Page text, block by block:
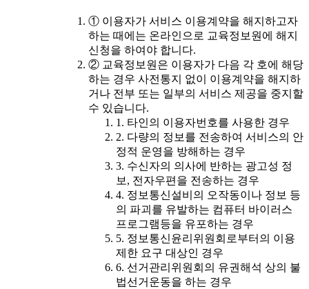
① 이용자가 서비스 이용계약을 해지하고자
하는 때에는 온라인으로 교육정보원에 해지
신청을 하여야 합니다.
② 교육정보원은 이용자가 다음 각 호에 해당
하는 경우 사전통지 없이 이용계약을 해지하
거나 전부 또는 일부의 서비스 제공을 중지할
수 있습니다.
1. 타인의 이용자번호를 사용한 경우
2. 다량의 정보를 전송하여 서비스의 안
정적 운영을 방해하는 경우
3. 수신자의 의사에 반하는 광고성 정
보, 전자우편을 전송하는 경우
4. 정보통신설비의 오작동이나 정보 등
의 파괴를 유발하는 컴퓨터 바이러스
프로그램등을 유포하는 경우
5. 정보통신윤리위원회로부터의 이용
제한 요구 대상인 경우
6. 선거관리위원회의 유권해석 상의 불
법선거운동을 하는 경우